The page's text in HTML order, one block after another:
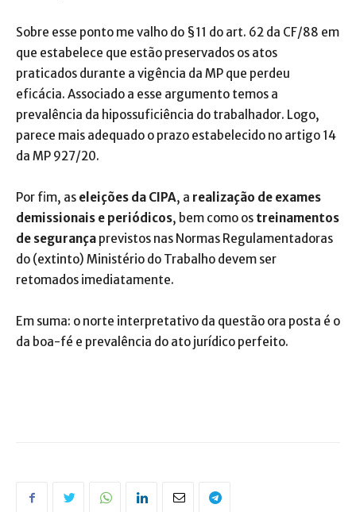
Sobre esse ponto me valho do §11 do art. 62 da CF/88 em
que estabelece que estão preservados os atos
praticados durante a vigência da MP que perdeu
eficácia. Associado a esse argumento temos a
prevalência da hipossuficiência do trabalhador. Logo,
parece mais adequado o prazo estabelecido no artigo 14
da MP 927/20.
Por fim, as eleições da CIPA, a realização de exames
demissionais e periódicos, bem como os treinamentos
de segurança previstos nas Normas Regulamentadoras
do (extinto) Ministério do Trabalho devem ser
retomados imediatamente.
Em suma: o norte interpretativo da questão ora posta é o
da boa-fé e prevalência do ato jurídico perfeito.